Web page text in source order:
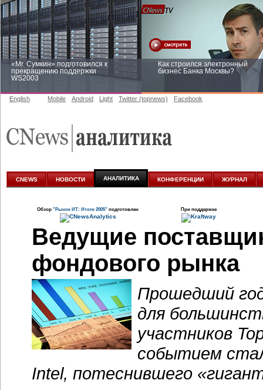
«Mr. Сумкин» подготовился к
прекращению поддержки
WS2003
Как строился электронный
бизнес Банка Москвы?
аналитике
English Mobile Android Light Twitter (topnews) Facebook
CNEWS НОВОСТИ АНАЛИТИКА КОНФЕРЕНЦИИ ЖУРНАЛ
Обзор "Рынок ИТ: Итоги 2005" подготовлен При поддержке
Ведущие
фондового рынка
Прошедший
для
участников
событием
Intel, потеснившего